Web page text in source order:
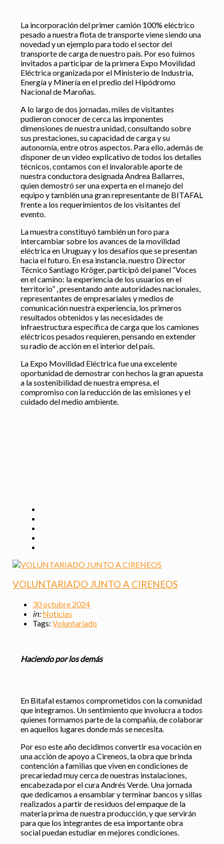
La incorporación del primer camión 100% eléctrico
pesado a nuestra flota de transporte viene siendo una
novedad y un ejemplo para todo el sector del
transporte de carga de nuestro país. Por eso fuimos
invitados a participar de la primera Expo Movilidad
Eléctrica organizada por el Ministerio de Industria,
Energía y Minería en el predio del Hipódromo
Nacional de Maroñas.
A lo largo de dos jornadas, miles de visitantes
pudieron conocer de cerca las imponentes
dimensiones de nuestra unidad, consultando sobre
sus prestaciones, su capacidad de carga y su
autonomía, entre otros aspectos. Para ello, además de
disponer de un video explicativo de todos los detalles
técnicos, contamos con el invalorable aporte de
nuestra conductora designada Andrea Ballarres,
quien demostró ser una experta en el manejo del
equipo y también una gran representante de BITAFAL
frente a los requerimientos de los visitantes del
evento.
La muestra constituyó también un foro para
intercambiar sobre los avances de la movilidad
eléctrica en Uruguay y los desafíos que se presentan
hacia el futuro. En esa instancia, nuestro Director
Técnico Santiago Kröger, participó del panel “Voces
en el camino: la experiencia de los usuarios en el
territorio” , presentando ante autoridades nacionales,
representantes de empresariales y medios de
comunicación nuestra experiencia, los primeros
resultados obtenidos y las necesidades de
infraestructura específica de carga que los camiones
eléctricos pesados requieren, pensando en extender
su radio de acción en el interior del país.
La Expo Movilidad Eléctrica fue una excelente
oportunidad de demostrar con hechos la gran apuesta
a la sostenibilidad de nuestra empresa, el
compromiso con la reducción de las emisiones y el
cuidado del medio ambiente.
VOLUNTARIADO JUNTO A CIRENEOS
30 octubre 2024
in:Noticias
Tags:Voluntariado
Haciendo por los demás
En Bitafal estamos comprometidos con la comunidad
que integramos. Un sentimiento que involucra a todos
quienes formamos parte de la compañía, de colaborar
en aquellos lugares donde más se necesita.
Por eso este año decidimos convertir esa vocación en
una acción de apoyo a Cireneos, la obra que brinda
contención a familias que viven en condiciones de
precariedad muy cerca de nuestras instalaciones,
encabezada por el cura Andrés Verde. Una jornada
que dedicamos a ensamblar y terminar bancos y sillas
realizados a partir de residuos del empaque de la
materia prima de nuestra producción, y que servirán
para que los integrantes de esa importante obra
social puedan estudiar en mejores condiciones.